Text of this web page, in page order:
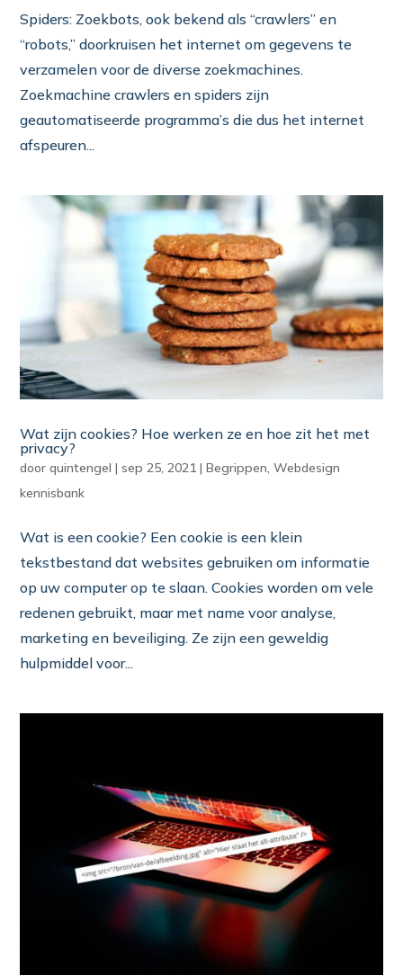
Spiders: Zoekbots, ook bekend als “crawlers” en
“robots,” doorkruisen het internet om gegevens te
verzamelen voor de diverse zoekmachines.
Zoekmachine crawlers en spiders zijn
geautomatiseerde programma’s die dus het internet
afspeuren...
Wat zijn cookies? Hoe werken ze en hoe zit het met
privacy?
doorquintengel |sep 25, 2021 |Begrippen,Webdesign
kennisbank
Wat is een cookie? Een cookie is een klein
tekstbestand dat websites gebruiken om informatie
op uw computer op te slaan. Cookies worden om vele
redenen gebruikt, maar met name voor analyse,
marketing en beveiliging. Ze zijn een geweldig
hulpmiddel voor...